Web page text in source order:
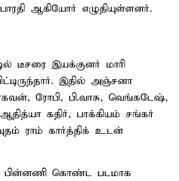
ஆகியோர் எழுதியுள்ளனர்.
டீசரை இயக்குனர் மாரி
இதில் அஞ்சனா
ரோபி, பி.வாசு, வெங்கடேஷ்,
கதிர், பாக்கியம் சங்கர்
ராம் கார்த்திக் உடன்
பின்னணி கொண்ட படமாக